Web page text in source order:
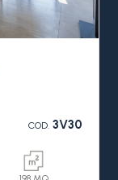
COD.3V30